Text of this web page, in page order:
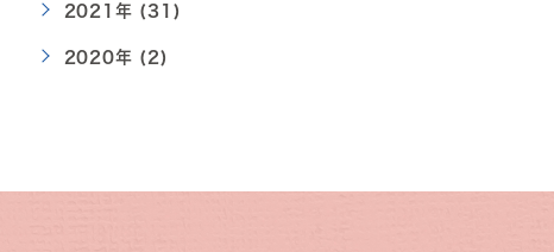
2021年 (31)
2020年 (2)